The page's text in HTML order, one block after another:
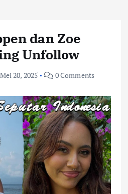
dan Zoe
Unfollow
Mei 20, 2025 0 Comments